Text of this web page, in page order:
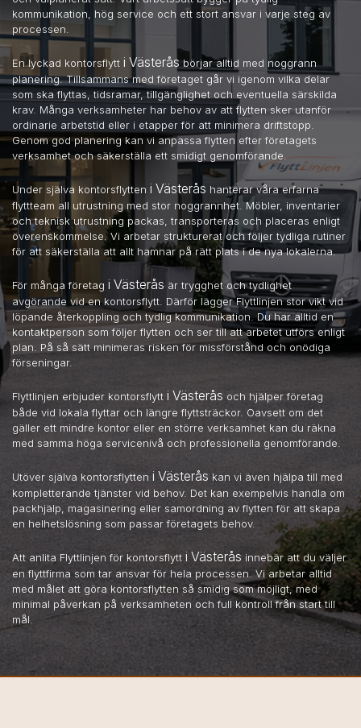
kommunikation, hög service och ett stort ansvar i varje steg av
processen.
En lyckad kontorsflytt i Västeråsbörjar alltid med noggrann
planering. Tillsammans med företaget går vi igenom vilka delar
som ska flyttas, tidsramar, tillgänglighet och eventuella särskilda
krav. Många verksamheter har behov av att flytten sker utanför
ordinarie arbetstid eller i etapper för att minimera driftstopp.
Genom god planering kan vi anpassa flytten efter företagets
verksamhet och säkerställa ett smidigt genomförande.
Under själva kontorsflytten i Västerås hanterar våra erfarna
flyttteam all utrustning med stor noggrannhet. Möbler, inventarier
och teknisk utrustning packas, transporteras och placeras enligt
överenskommelse. Vi arbetar strukturerat och följer tydliga rutiner
för att säkerställa att allt hamnar på rätt plats i de nya lokalerna.
För många företag i Västerås är trygghet och tydlighet
avgörande vid en kontorsflytt. Därför lägger Flyttlinjen stor vikt vid
löpande återkoppling och tydlig kommunikation. Du har alltid en
kontaktperson som följer flytten och ser till att arbetet utförs enligt
plan. På så sätt minimeras risken för missförstånd och onödiga
förseningar.
Flyttlinjen erbjuder kontorsflytt i Västerås och hjälper företag
både vid lokala flyttar och längre flyttsträckor. Oavsett om det
gäller ett mindre kontor eller en större verksamhet kan du räkna
med samma höga servicenivå och professionella genomförande.
Utöver själva kontorsflytten i Västerås kan vi även hjälpa till med
kompletterande tjänster vid behov. Det kan exempelvis handla om
packhjälp, magasinering eller samordning av flytten för att skapa
en helhetslösning som passar företagets behov.
Att anlita Flyttlinjen för kontorsflytt i Västerås innebär att du väljer
en flyttfirma som tar ansvar för hela processen. Vi arbetar alltid
med målet att göra kontorsflytten så smidig som möjligt, med
minimal påverkan på verksamheten och full kontroll från start till
mål.